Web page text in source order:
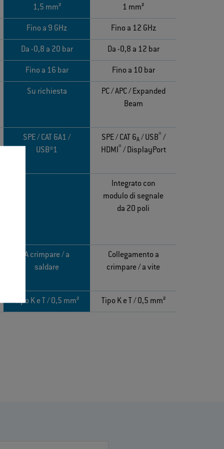
1,5 mm²
1 mm²
Fino a 9 GHz Fino a 12 GHz
Da -0,8 a 20 bar Da -0,8 a 12 bar
Fino a 16 bar Fino a 10 bar
Su richiesta
PC / APC / Expanded
Beam
SPE / CAT 6A1 /
USB®1
SPE / CAT 6A/ USB® /
HDMI® / DisplayPort
Integrato con
modulo di segnale
da 20 poli
A crimpare / a
saldare
Collegamento a
crimpare / a vite
Tipo K e T / 0,5 mm² Tipo K e T / 0,5 mm²